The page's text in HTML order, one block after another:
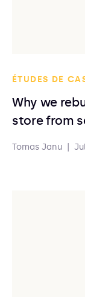
ÉTUDES DE
Why we
store from
Tomas Janu